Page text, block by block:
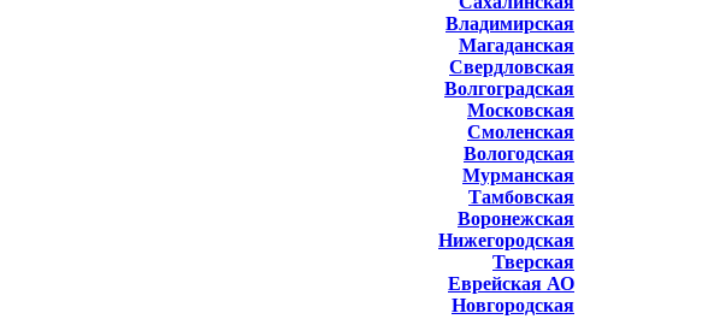
Владимирская
Магаданская
Свердловская
Волгоградская
Московская
Смоленская
Вологодская
Мурманская
Тамбовская
Воронежская
Нижегородская
Тверская
Еврейская АО
Новгородская